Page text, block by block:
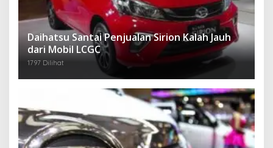
Daihatsu Santai Penjualan Sirion Kalah Jauh
dari Mobil LCGC
1797 Dilihat